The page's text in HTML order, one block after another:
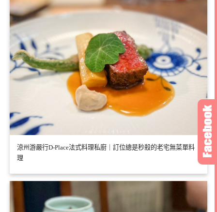
涼州游嚴行D-Place法式料理私廚｜訂位總是秒殺的老宅無菜單料
理